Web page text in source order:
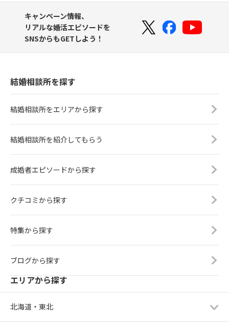
キャンペーン情報、
リアルな婚活エピソードを
SNSからもGETしよう！
結婚相談所を探す
結婚相談所をエリアから探す
結婚相談所を紹介してもらう
成婚者エピソードから探す
クチコミから探す
特集から探す
ブログから探す
エリアから探す
北海道・東北